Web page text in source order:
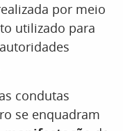
por meio
utilizado para
condutas
se enquadram